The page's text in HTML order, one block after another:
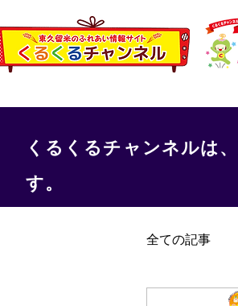
くるくるチャンネルは
す。
全ての記事